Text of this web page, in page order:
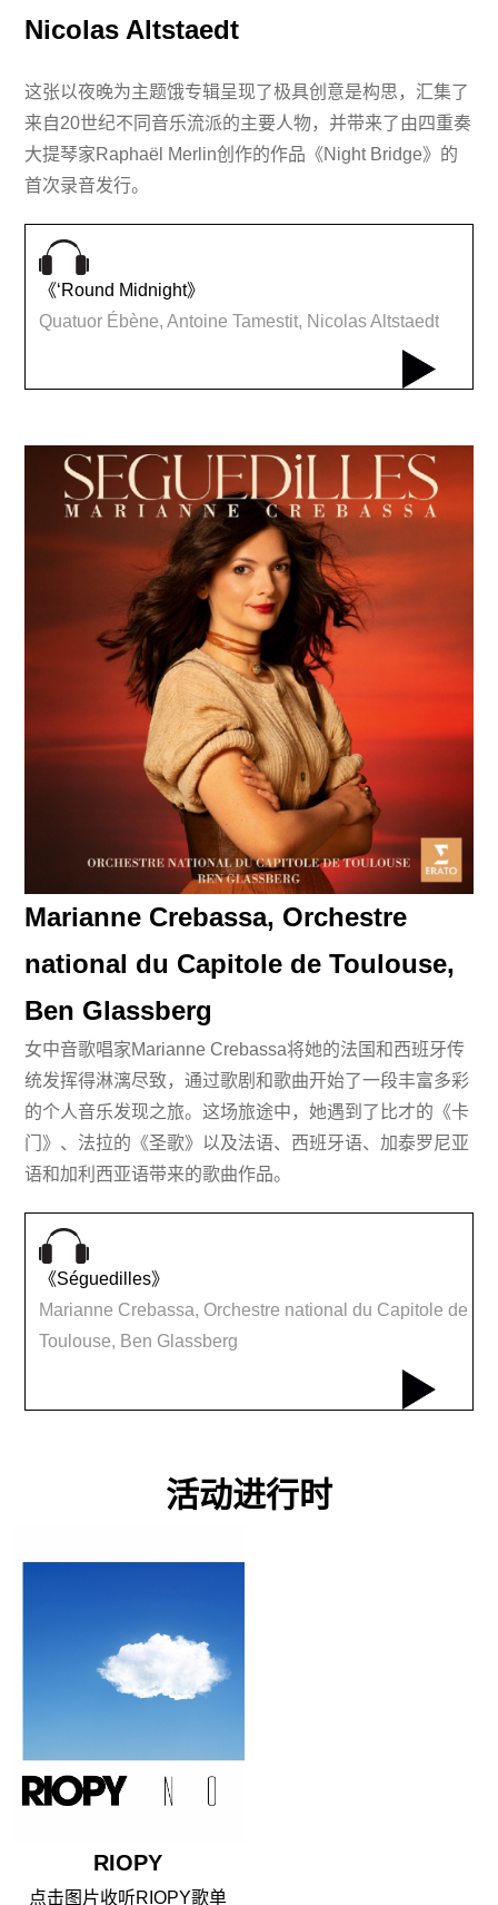
Nicolas Altstaedt
这张以夜晚为主题饿专辑呈现了极具创意是构思，汇集了
来自20世纪不同音乐流派的主要人物，并带来了由四重奏
大提琴家Raphaël Merlin创作的作品《Night Bridge》的
首次录音发行。
《‘Round Midnight》
Quatuor Ébène, Antoine Tamestit, Nicolas Altstaedt
Marianne Crebassa, Orchestre
national du Capitole de Toulouse,
Ben Glassberg
女中音歌唱家Marianne Crebassa将她的法国和西班牙传
统发挥得淋漓尽致，通过歌剧和歌曲开始了一段丰富多彩
的个人音乐发现之旅。这场旅途中，她遇到了比才的《卡
门》、法拉的《圣歌》以及法语、西班牙语、加泰罗尼亚
语和加利西亚语带来的歌曲作品。
《Séguedilles》
Marianne Crebassa, Orchestre national du Capitole de
Toulouse, Ben Glassberg
活动进行时
RIOPY
点击图片收听RIOPY歌单